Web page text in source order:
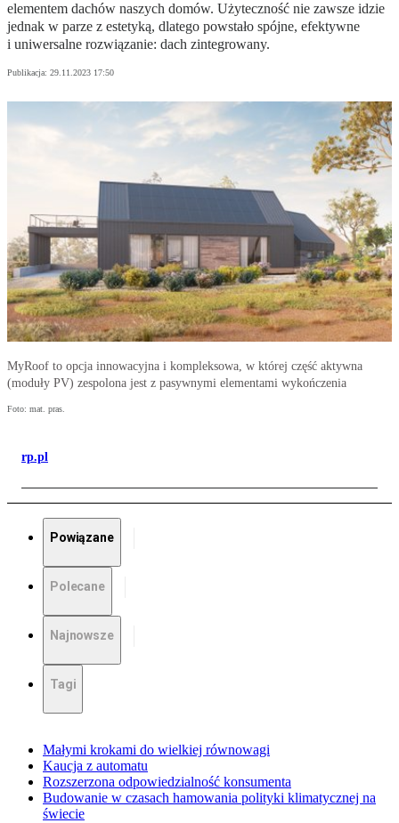
elementem dachów naszych domów. Użyteczność nie zawsze idzie
jednak w parze z estetyką, dlatego powstało spójne, efektywne
i uniwersalne rozwiązanie: dach zintegrowany.
Publikacja: 29.11.2023 17:50
MyRoof to opcja innowacyjna i kompleksowa, w której część aktywna
(moduły PV) zespolona jest z pasywnymi elementami wykończenia
Foto: mat. pras.
rp.pl
Powiązane
Polecane
Najnowsze
Tagi
Małymi krokami do wielkiej równowagi
Kaucja z automatu
Rozszerzona odpowiedzialność konsumenta
Budowanie w czasach hamowania polityki klimatycznej na
świecie